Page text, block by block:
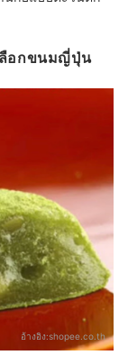
อกขนมญี่ปุ่น
อ้างอิง:shopee.co.th